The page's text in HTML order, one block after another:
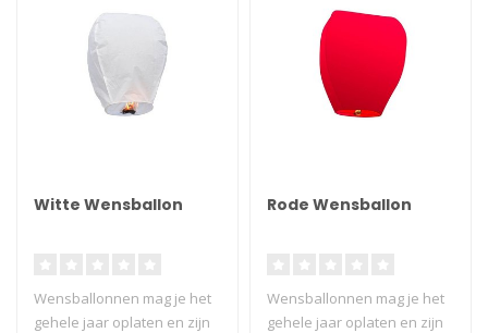
Witte Wensballon
Wensballonnen mag je het
gehele jaar oplaten en zijn
Rode Wensballon
Wensballonnen mag je het
gehele jaar oplaten en zijn